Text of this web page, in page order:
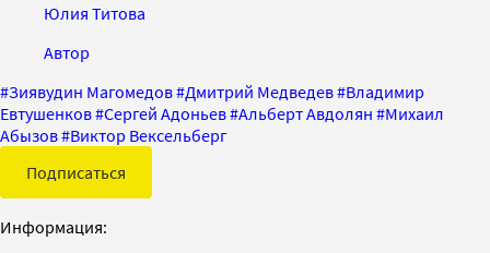
Юлия Титова
Автор
#Зиявудин Магомедов#Дмитрий Медведев#Владимир
Евтушенков#Сергей Адоньев#Альберт Авдолян #Михаил
Абызов#Виктор Вексельберг
Подписаться
Информация: